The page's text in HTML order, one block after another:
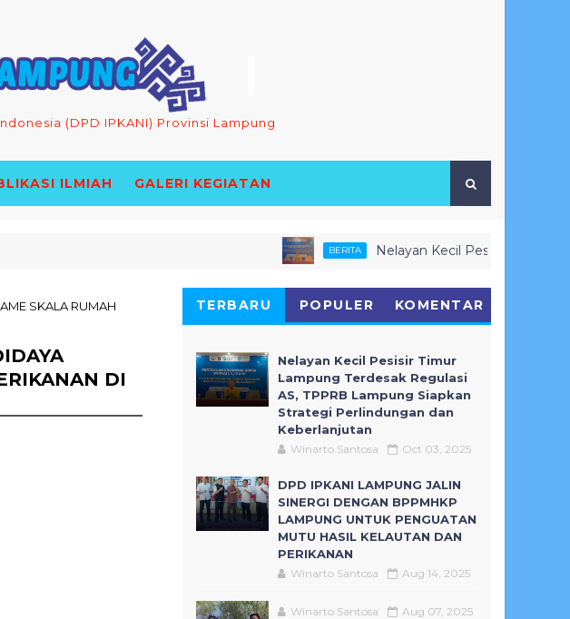
(DPD IPKANI) Provinsi Lampung
ILMIAH GALERI KEGIATAN
BERITA Nelayan Kecil Pesisir Timur
MUTU HASIL KELAUTAN DAN PERIKANAN
SKALA RUMAH
DI
TERBARU POPULER KOMENTAR
Nelayan Kecil Pesisir Timur
Lampung Terdesak Regulasi
AS, TPPRB Lampung Siapkan
Strategi Perlindungan dan
Keberlanjutan
Winarto Santosa Oct 03, 2025
DPD IPKANI LAMPUNG JALIN
SINERGI DENGAN BPPMHKP
LAMPUNG UNTUK PENGUATAN
MUTU HASIL KELAUTAN DAN
PERIKANAN
Winarto Santosa Aug 14, 2025
Winarto Santosa Aug 07, 2025